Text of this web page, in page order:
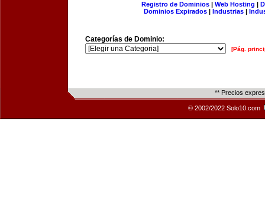
Registro de Dominios| Web Hosting |
Dominios Expirados | Industrias |
Categorías de Dominio:
[Pág.
** Precios
© 2002/2022 Solo10.com